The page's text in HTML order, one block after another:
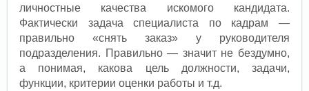
личностные качества искомого кандидата.
Фактически задача специалиста по кадрам —
правильно «снять заказ» у руководителя
подразделения. Правильно — значит не бездумно,
а понимая, какова цель должности, задачи,
функции, критерии оценки работы и т.д.